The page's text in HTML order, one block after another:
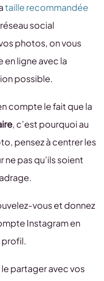
taille recommandée
social
photos, on vous
ligne avec la
possible.
compte le fait que la
, c’est pourquoi au
pensez à centrer les
ne pas qu’ils soient
vous et donnez
Instagram en
partager avec vos